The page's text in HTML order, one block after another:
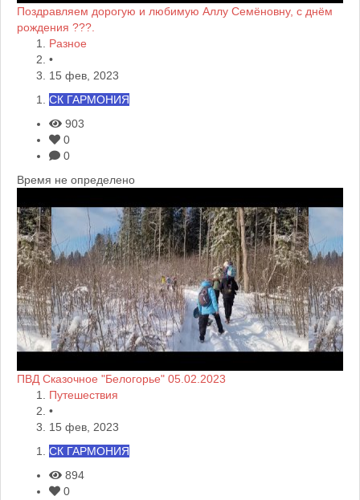
Поздравляем дорогую и любимую Аллу Семёновну, с днём
рождения ???.
Разное
•
15 фев, 2023
СК ГАРМОНИЯ
903
0
0
Время не определено
ПВД Сказочное "Белогорье" 05.02.2023
Путешествия
•
15 фев, 2023
СК ГАРМОНИЯ
894
0